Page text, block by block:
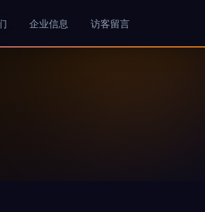
企业信息 访客留言